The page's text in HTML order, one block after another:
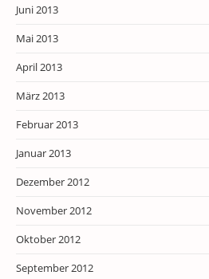
Juni 2013
Mai 2013
April 2013
März 2013
Februar 2013
Januar 2013
Dezember 2012
November 2012
Oktober 2012
September 2012